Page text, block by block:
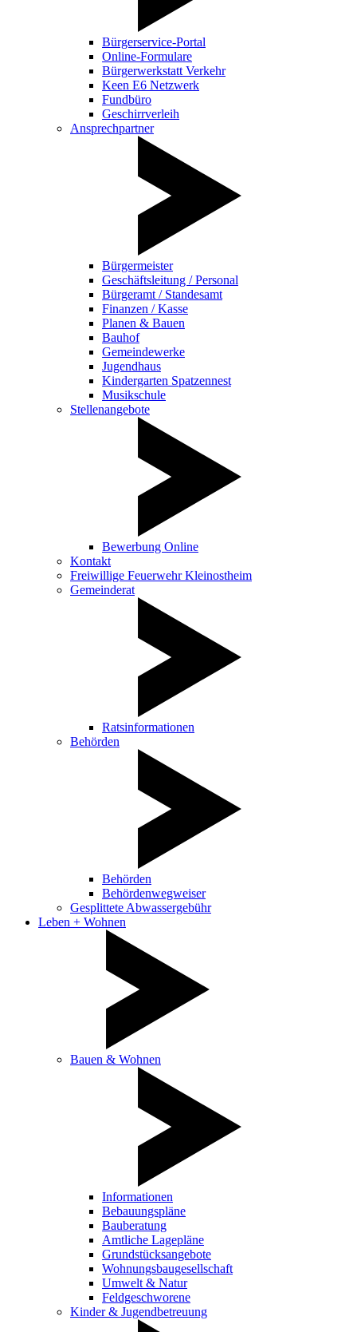
Bürgerservice-Portal
Online-Formulare
Bürgerwerkstatt Verkehr
Keen E6 Netzwerk
Fundbüro
Geschirrverleih
Ansprechpartner
Bürgermeister
Geschäftsleitung / Personal
Bürgeramt / Standesamt
Finanzen / Kasse
Planen & Bauen
Bauhof
Gemeindewerke
Jugendhaus
Kindergarten Spatzennest
Musikschule
Stellenangebote
Bewerbung Online
Kontakt
Freiwillige Feuerwehr Kleinostheim
Gemeinderat
Ratsinformationen
Behörden
Behörden
Behördenwegweiser
Gesplittete Abwassergebühr
Leben + Wohnen
Bauen & Wohnen
Informationen
Bebauungspläne
Bauberatung
Amtliche Lagepläne
Grundstücksangebote
Wohnungsbaugesellschaft
Umwelt & Natur
Feldgeschworene
Kinder & Jugendbetreuung